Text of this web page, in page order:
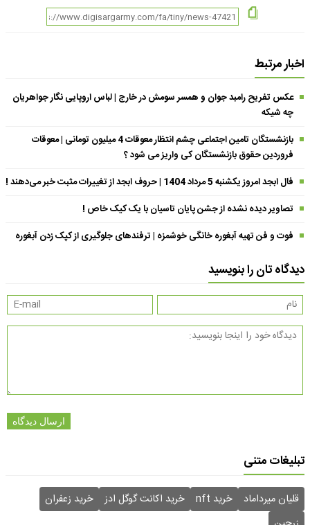
اخبار مرتبط
عکس تفریح رامبد جوان و همسر سومش در خارج | لباس اروپایی نگار جواهریان
چه شیکه
بازنشستگان تامین اجتماعی چشم انتظار معوقات 4 میلیون تومانی | معوقات
فروردین حقوق بازنشستگان کی واریز می شود ؟
فال ابجد امروز یکشنبه 5 مرداد 1404 | حروف ابجد از تغییرات مثبت خبر می‌دهند !
تصاویر دیده نشده از جشن پایان تاسیان با یک کیک خاص !
فوت و فن تهیه آبغوره خانگی خوشمزه | ترفندهای جلوگیری از کپک زدن آبغوره
دیدگاه تان را بنویسید
ارسال دیدگاه
تبلیغات متنی
قلیان میرداماد خرید nft خرید اکانت گوگل ادز
خرید زعفران